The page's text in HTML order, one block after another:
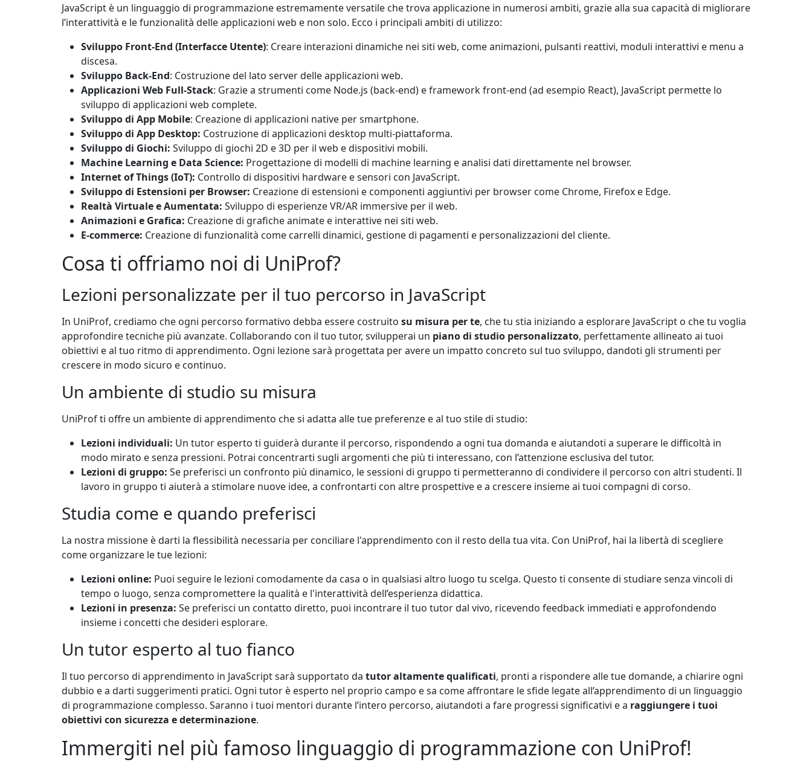
JavaScript è un linguaggio di programmazione estremamente versatile che trova applicazione in numerosi ambiti, grazie alla sua capacità di migliorare
l’interattività e le funzionalità delle applicazioni web e non solo. Ecco i principali ambiti di utilizzo:
Sviluppo Front-End (Interfacce Utente): Creare interazioni dinamiche nei siti web, come animazioni, pulsanti reattivi, moduli interattivi e menu a
discesa.
Sviluppo Back-End: Costruzione del lato server delle applicazioni web.
Applicazioni Web Full-Stack: Grazie a strumenti come Node.js (back-end) e framework front-end (ad esempio React), JavaScript permette lo
sviluppo di applicazioni web complete.
Sviluppo di App Mobile: Creazione di applicazioni native per smartphone.
Sviluppo di App Desktop: Costruzione di applicazioni desktop multi-piattaforma.
Sviluppo di Giochi: Sviluppo di giochi 2D e 3D per il web e dispositivi mobili.
Machine Learning e Data Science: Progettazione di modelli di machine learning e analisi dati direttamente nel browser.
Internet of Things (IoT): Controllo di dispositivi hardware e sensori con JavaScript.
Sviluppo di Estensioni per Browser: Creazione di estensioni e componenti aggiuntivi per browser come Chrome, Firefox e Edge.
Realtà Virtuale e Aumentata: Sviluppo di esperienze VR/AR immersive per il web.
Animazioni e Grafica: Creazione di grafiche animate e interattive nei siti web.
E-commerce: Creazione di funzionalità come carrelli dinamici, gestione di pagamenti e personalizzazioni del cliente.
Cosa ti offriamo noi di UniProf?
Lezioni personalizzate per il tuo percorso in JavaScript
In UniProf, crediamo che ogni percorso formativo debba essere costruito su misura per te, che tu stia iniziando a esplorare JavaScript o che tu voglia
approfondire tecniche più avanzate. Collaborando con il tuo tutor, svilupperai un piano di studio personalizzato, perfettamente allineato ai tuoi
obiettivi e al tuo ritmo di apprendimento. Ogni lezione sarà progettata per avere un impatto concreto sul tuo sviluppo, dandoti gli strumenti per
crescere in modo sicuro e continuo.
Un ambiente di studio su misura
UniProf ti offre un ambiente di apprendimento che si adatta alle tue preferenze e al tuo stile di studio:
Lezioni individuali: Un tutor esperto ti guiderà durante il percorso, rispondendo a ogni tua domanda e aiutandoti a superare le difficoltà in
modo mirato e senza pressioni. Potrai concentrarti sugli argomenti che più ti interessano, con l’attenzione esclusiva del tutor.
Lezioni di gruppo: Se preferisci un confronto più dinamico, le sessioni di gruppo ti permetteranno di condividere il percorso con altri studenti. Il
lavoro in gruppo ti aiuterà a stimolare nuove idee, a confrontarti con altre prospettive e a crescere insieme ai tuoi compagni di corso.
Studia come e quando preferisci
La nostra missione è darti la flessibilità necessaria per conciliare l'apprendimento con il resto della tua vita. Con UniProf, hai la libertà di scegliere
come organizzare le tue lezioni:
Lezioni online: Puoi seguire le lezioni comodamente da casa o in qualsiasi altro luogo tu scelga. Questo ti consente di studiare senza vincoli di
tempo o luogo, senza compromettere la qualità e l'interattività dell’esperienza didattica.
Lezioni in presenza: Se preferisci un contatto diretto, puoi incontrare il tuo tutor dal vivo, ricevendo feedback immediati e approfondendo
insieme i concetti che desideri esplorare.
Un tutor esperto al tuo fianco
Il tuo percorso di apprendimento in JavaScript sarà supportato da tutor altamente qualificati, pronti a rispondere alle tue domande, a chiarire ogni
dubbio e a darti suggerimenti pratici. Ogni tutor è esperto nel proprio campo e sa come affrontare le sfide legate all’apprendimento di un linguaggio
di programmazione complesso. Saranno i tuoi mentori durante l’intero percorso, aiutandoti a fare progressi significativi e a raggiungere i tuoi
obiettivi con sicurezza e determinazione.
Immergiti nel più famoso linguaggio di programmazione con UniProf!